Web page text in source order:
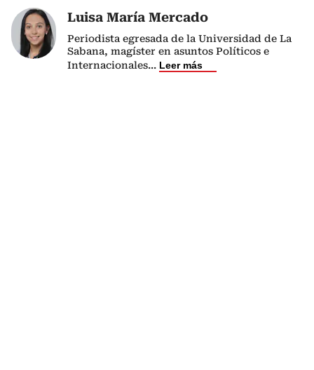
Luisa María Mercado
Periodista egresada de la Universidad de La
Sabana, magíster en asuntos Políticos e
Internacionales... Leer más